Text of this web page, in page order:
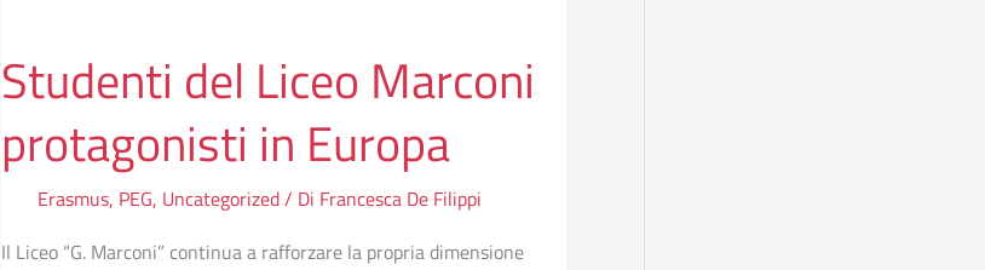
Studenti del Liceo Marconi
protagonisti in Europa
Erasmus, PEG, Uncategorized/ Di Francesca De Filippi
Il Liceo “G. Marconi” continua a rafforzare la propria dimensione